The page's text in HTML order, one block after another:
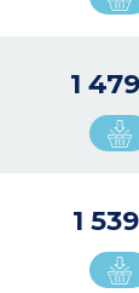
1
1